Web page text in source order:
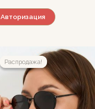
Авторизация
Распродажа!
Распродажа!